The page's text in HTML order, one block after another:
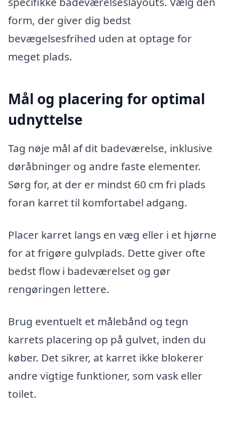
form, der giver dig bedst
bevægelsesfrihed uden at optage for
meget plads.
Mål og placering for optimal
udnyttelse
Tag nøje mål af dit badeværelse, inklusive
døråbninger og andre faste elementer.
Sørg for, at der er mindst 60 cm fri plads
foran karret til komfortabel adgang.
Placer karret langs en væg eller i et hjørne
for at frigøre gulvplads. Dette giver ofte
bedst flow i badeværelset og gør
rengøringen lettere.
Brug eventuelt et målebånd og tegn
karrets placering op på gulvet, inden du
køber. Det sikrer, at karret ikke blokerer
andre vigtige funktioner, som vask eller
toilet.